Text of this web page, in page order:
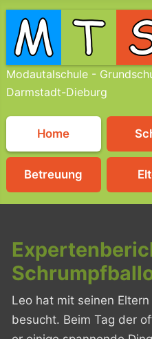
Modautalschule -
Darmstadt-Dieburg
Home
Betreuung
Leo hat mit seinen
besucht. Beim Tag der